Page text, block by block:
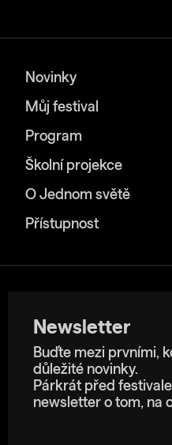
Novinky
Můj festival
Program
Školní projekce
O Jednom světě
Přístupnost
Newsletter
Buďte mezi prvními,
důležité novinky.
Párkrát před
newsletter o tom, na